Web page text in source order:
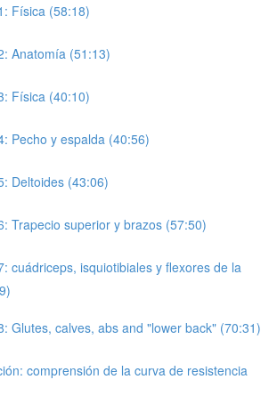
Física (58:18)
Anatomía (51:13)
Física (40:10)
Pecho y espalda (40:56)
Deltoides (43:06)
Trapecio superior y brazos (57:50)
cuádriceps, isquiotibiales y flexores de la
Glutes, calves, abs and "lower back" (70:31)
comprensión de la curva de resistencia